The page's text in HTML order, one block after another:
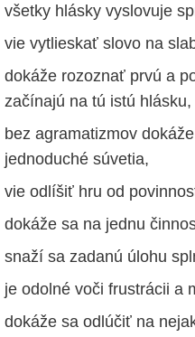
všetky hlásky vyslovuje
vie vytlieskať slovo na
dokáže rozoznať prvú a
začínajú na tú istú hlásku,
bez agramatizmov
jednoduché súvetia,
vie odlíšiť hru od
dokáže sa na jednu
snaží sa zadanú úlohu
je odolné voči frustrácii a
dokáže sa odlúčiť na